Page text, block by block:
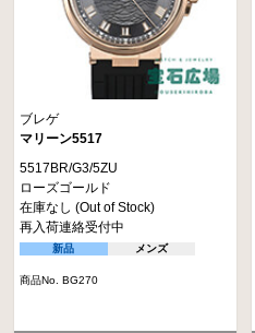
ブレゲ
マリーン5517
5517BR/G3/5ZU
ローズゴールド
在庫なし (Out of Stock)
再入荷連絡受付中
新品 メンズ
商品No. BG270